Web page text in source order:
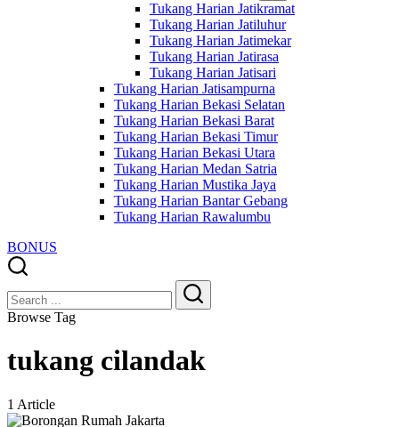
Tukang Harian Jatikramat
Tukang Harian Jatiluhur
Tukang Harian Jatimekar
Tukang Harian Jatirasa
Tukang Harian Jatisari
Tukang Harian Jatisampurna
Tukang Harian Bekasi Selatan
Tukang Harian Bekasi Barat
Tukang Harian Bekasi Timur
Tukang Harian Bekasi Utara
Tukang Harian Medan Satria
Tukang Harian Mustika Jaya
Tukang Harian Bantar Gebang
Tukang Harian Rawalumbu
BONUS
Search
Search
Browse Tag
tukang cilandak
1 Article